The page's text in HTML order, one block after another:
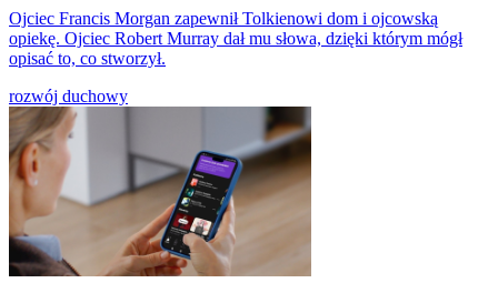
Ojciec Francis Morgan zapewnił Tolkienowi dom i ojcowską
opiekę. Ojciec Robert Murray dał mu słowa, dzięki którym mógł
opisać to, co stworzył.
rozwój duchowy